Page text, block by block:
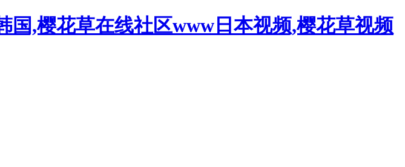
,樱花草在线社区www日本视频,樱花草视频